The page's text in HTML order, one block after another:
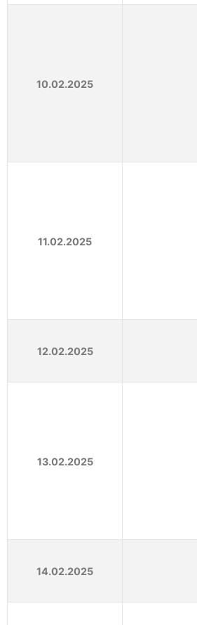
10.02.2025
11.02.2025
12.02.2025
13.02.2025
14.02.2025